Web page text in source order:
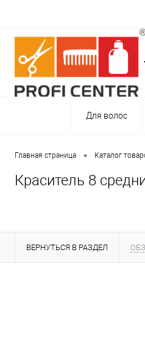
Для волос
Главная страница • Каталог
Краситель 8
ВЕРНУТЬСЯ В РАЗДЕЛ